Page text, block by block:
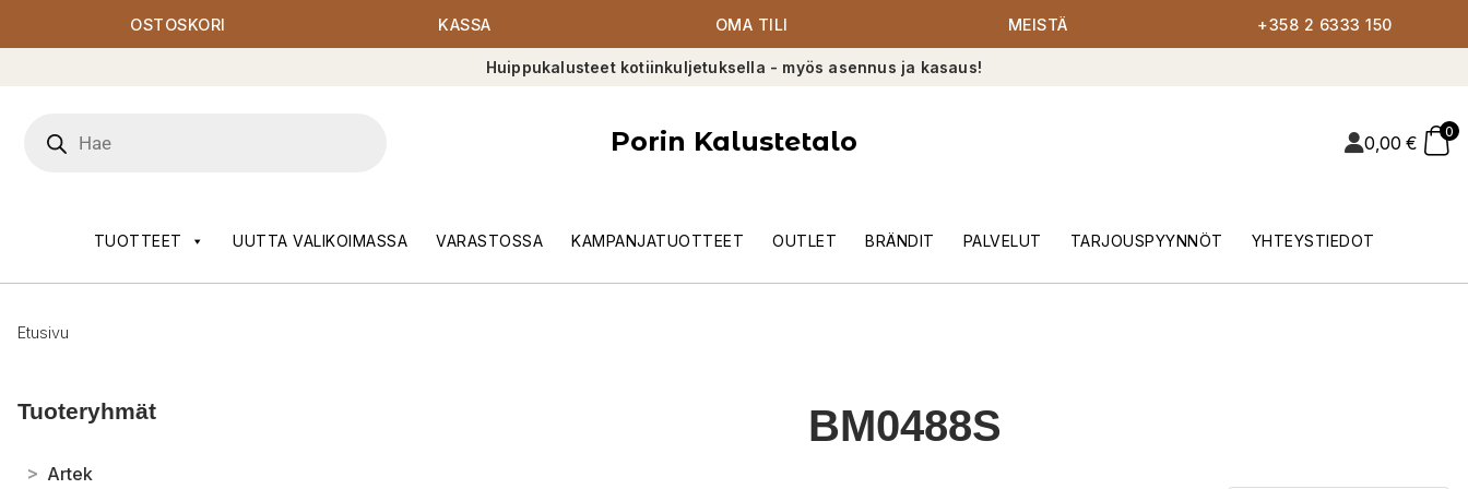
OSTOSKORI KASSA OMA TILI MEISTÄ +358 2 6333 150
Huippukalusteet kotiinkuljetuksella - myös asennus ja kasaus!
search
Porin Kalustetalo 0,00 €
0
TUOTTEET UUTTA VALIKOIMASSA VARASTOSSA KAMPANJATUOTTEET OUTLET BRÄNDIT PALVELUT TARJOUSPYYNNÖT YHTEYSTIEDOT
Etusivu
Tuoteryhmät
> Artek
BM0488S